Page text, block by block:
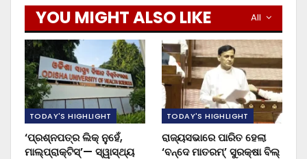
All
YOU MIGHT ALSO LIKE
TODAY'S HIGHLIGHT
‘ପ୍ରଶ୍ନପତ୍ର ଲିକ୍ ନୁହେଁ,
ମାଲ୍‌ପ୍ରାକ୍ଟିସ୍’— ସ୍ୱାସ୍ଥ୍ୟ
TODAY'S HIGHLIGHT
ରାଜ୍ୟସଭାରେ ପାରିତ ହେଲା
‘ବନ୍ଦେ ମାତରମ୍’ ସୁରକ୍ଷା ବିଲ୍